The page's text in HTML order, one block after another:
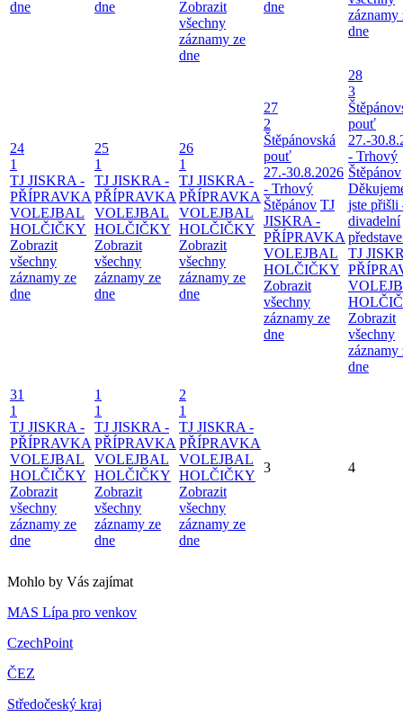
dne
dne
Zobrazit
všechny
záznamy ze
dne
dne
záznamy
dne
24
1
TJ JISKRA -
PŘÍPRAVKA
VOLEJBAL
HOLČIČKY
Zobrazit
všechny
záznamy ze
dne
25
1
TJ JISKRA -
PŘÍPRAVKA
VOLEJBAL
HOLČIČKY
Zobrazit
všechny
záznamy ze
dne
26
1
TJ JISKRA -
PŘÍPRAVKA
VOLEJBAL
HOLČIČKY
Zobrazit
všechny
záznamy ze
dne
27
2
Štěpánovská
pouť
27.-30.8.2026
- Trhový
Štěpánov TJ
JISKRA -
PŘÍPRAVKA
VOLEJBAL
HOLČIČKY
Zobrazit
všechny
záznamy ze
dne
28
3
pouť
27.-
- Trhový
Štěpánov
jste přišli
divadelní
TJ
Zobrazit
všechny
záznamy
dne
31
1
TJ JISKRA -
PŘÍPRAVKA
VOLEJBAL
HOLČIČKY
Zobrazit
všechny
záznamy ze
dne
1
1
TJ JISKRA -
PŘÍPRAVKA
VOLEJBAL
HOLČIČKY
Zobrazit
všechny
záznamy ze
dne
2
1
TJ JISKRA -
PŘÍPRAVKA
VOLEJBAL
HOLČIČKY
Zobrazit
všechny
záznamy ze
dne
3 4
Mohlo by Vás zajímat
MAS Lípa pro venkov
CzechPoint
ČEZ
Středočeský kraj